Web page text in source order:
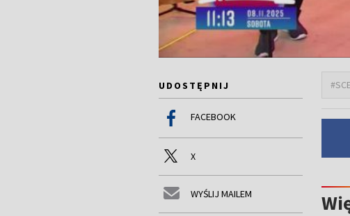
UDOSTĘPNIJ
FACEBOOK
X
WYŚLIJ MAILEM